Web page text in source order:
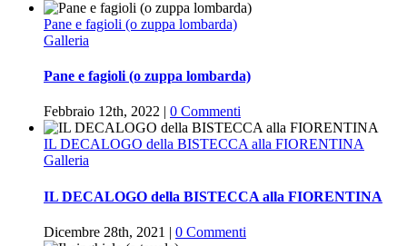
Pane e fagioli (o zuppa lombarda)
Galleria
Pane e fagioli (o zuppa lombarda)
Febbraio 12th, 2022 | 0 Commenti
IL DECALOGO della BISTECCA alla FIORENTINA
Galleria
IL DECALOGO della BISTECCA alla FIORENTINA
Dicembre 28th, 2021 | 0 Commenti